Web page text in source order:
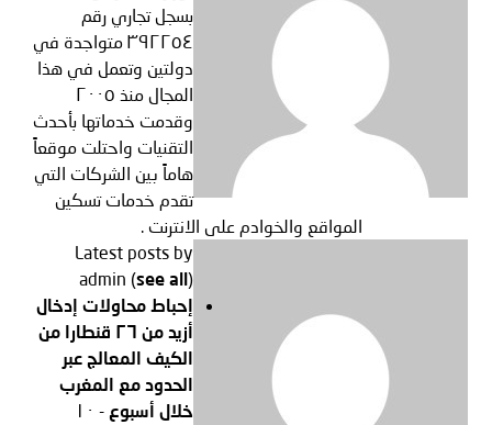
بسجل تجاري رقم
٣٩٢٢٥٤ متواجدة في
دولتين وتعمل في هذا
المجال منذ ٢٠٠٥
وقدمت خدماتها بأحدث
التقنيات واحتلت موقعاً
هاماً بين الشركات التي
تقدم خدمات تسكين
المواقع والخوادم على الانترنت .
Latest posts by
admin (see all)
إحباط محاولات إدخال
أزيد من ٢٦ قنطارا من
الكيف المعالج عبر
الحدود مع المغرب
خلال أسبوع
- ١٠